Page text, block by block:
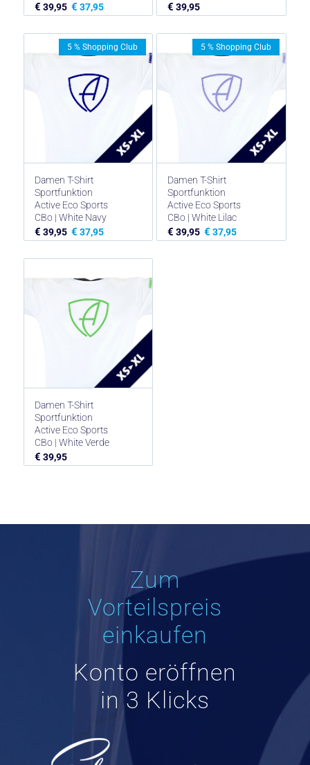
€ 39,95 € 37,95 € 39,95
Damen T-Shirt
Sportfunktion
Active Eco Sports
CBo | White Navy
€ 39,95 € 37,95
5 % Shopping Club
Damen T-Shirt
Sportfunktion
Active Eco Sports
CBo | White Lilac
€ 39,95 € 37,95
5 % Shopping Club
Damen T-Shirt
Sportfunktion
Active Eco Sports
CBo | White Verde
€ 39,95
Zum
Vorteilspreis
einkaufen
Konto eröffnen
in 3 Klicks